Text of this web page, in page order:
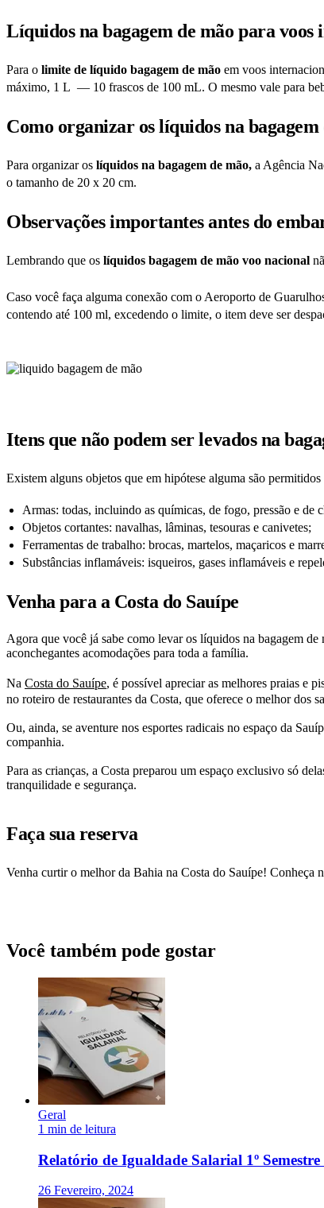
Líquidos na bagagem de mão para voos
Para o limite de líquido bagagem de mão em voos
máximo, 1 L — 10 frascos de 100 mL. O mesmo vale para
Como organizar os líquidos na bagagem
Para organizar os líquidos na bagagem de mão, a Agência
o tamanho de 20 x 20 cm.
Observações importantes antes do
Lembrando que os líquidos bagagem de mão voo nacional
Caso você faça alguma conexão com o Aeroporto de
contendo até 100 ml, excedendo o limite, o item deve ser
Itens que não podem ser levados na
Existem alguns objetos que em hipótese alguma são permitidos
Armas: todas, incluindo as químicas, de fogo, pressão e de
Objetos cortantes: navalhas, lâminas, tesouras e canivetes;
Ferramentas de trabalho: brocas, martelos, maçaricos e
Substâncias inflamáveis: isqueiros, gases inflamáveis e
Venha para a Costa do Sauípe
Agora que você já sabe como levar os líquidos na bagagem
aconchegantes acomodações para toda a família.
Na Costa do Sauípe, é possível apreciar as melhores praias e
no roteiro de restaurantes da Costa, que oferece o melhor dos
Ou, ainda, se aventure nos esportes radicais no espaço da
companhia.
Para as crianças, a Costa preparou um espaço exclusivo só
tranquilidade e segurança.
Faça sua reserva
Venha curtir o melhor da Bahia na Costa do Sauípe! Conheça
Você também pode gostar
Geral
1 min de leitura
Relatório de Igualdade Salarial 1º Semestre
26 Fevereiro, 2024